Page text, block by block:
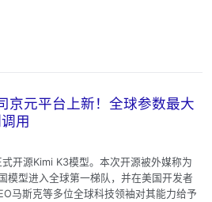
京元平台上新！全球参数最大
用
开源Kimi K3模型。本次开源被外媒称为
模型进入全球第一梯队，并在美国开发者
马斯克等多位全球科技领袖对其能力给予